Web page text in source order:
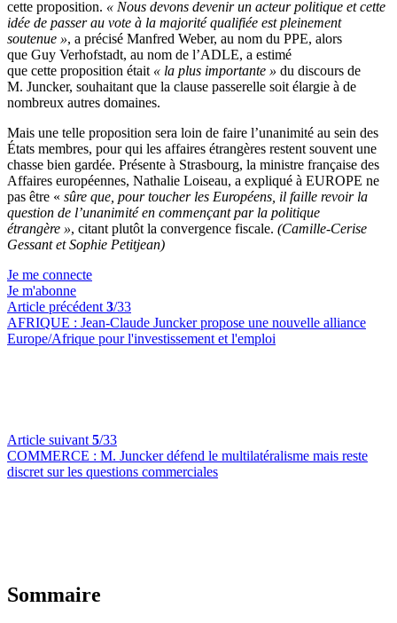
cette proposition. « Nous devons devenir un acteur politique et cette
idée de passer au vote à la majorité qualifiée est pleinement
soutenue », a précisé Manfred Weber, au nom du PPE, alors
que Guy Verhofstadt, au nom de l’ADLE, a estimé
que cette proposition était « la plus importante » du discours de
M. Juncker, souhaitant que la clause passerelle soit élargie à de
nombreux autres domaines.
Mais une telle proposition sera loin de faire l’unanimité au sein des
États membres, pour qui les affaires étrangères restent souvent une
chasse bien gardée. Présente à Strasbourg, la ministre française des
Affaires européennes, Nathalie Loiseau, a expliqué à EUROPE ne
pas être « sûre que, pour toucher les Européens, il faille revoir la
question de l’unanimité en commençant par la politique
étrangère », citant plutôt la convergence fiscale. (Camille-Cerise
Gessant et Sophie Petitjean)
Je me connecte
Je m'abonne
Article précédent 3/33
AFRIQUE : Jean-Claude Juncker propose une nouvelle alliance
Europe/Afrique pour l'investissement et l'emploi
Article suivant 5/33
COMMERCE : M. Juncker défend le multilatéralisme mais reste
discret sur les questions commerciales
Sommaire